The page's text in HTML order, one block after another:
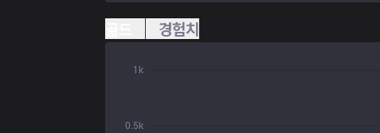
경험치
0.5k
1k